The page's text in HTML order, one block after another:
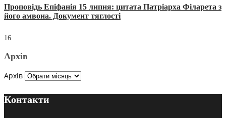
Проповідь Епіфанія 15 липня: цитата Патріарха Філарета з
його амвона. Документ тяглості
16
Архів
Архів
Контакти